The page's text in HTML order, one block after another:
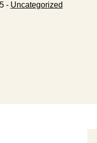
- Uncategorized